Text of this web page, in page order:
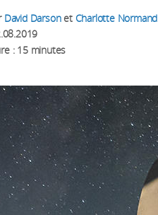
David Darsonet Charlotte Normand
: 15 minutes